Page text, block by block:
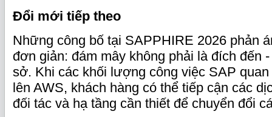
Đổi mới tiếp theo
Những công bố tại SAPPHIRE 2026 phản
đơn giản: đám mây không phải là đích đến
sở. Khi các khối lượng công việc SAP
lên AWS, khách hàng có thể tiếp cận các
đối tác và hạ tầng cần thiết để chuyển đổi